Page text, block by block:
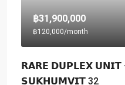
฿31,900,000
฿120,000/month
𝗥𝗔𝗥𝗘 𝗗𝗨𝗣𝗟𝗘𝗫 𝗨𝗡𝗜𝗧
𝗦𝗨𝗞𝗛𝗨𝗠𝗩𝗜𝗧 32